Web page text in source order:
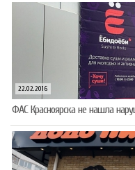
22.02.2016
ФАС Красноярска не нашла